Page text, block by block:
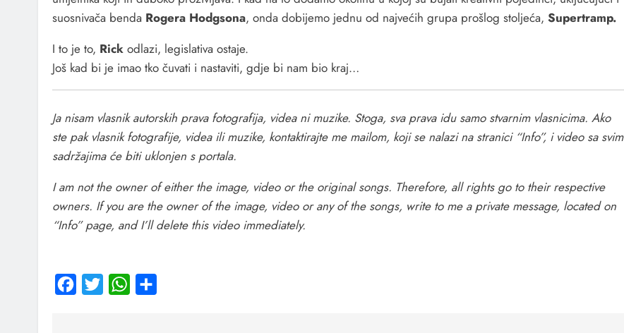
suosnivača benda Rogera Hodgsona, onda dobijemo jednu od najvećih grupa prošlog stoljeća, Supertramp.
I to je to, Rick odlazi, legislativa ostaje.
Još kad bi je imao tko čuvati i nastaviti, gdje bi nam bio kraj…
Ja nisam vlasnik autorskih prava fotografija, videa ni muzike. Stoga, sva prava idu samo stvarnim vlasnicima. Ako
ste pak vlasnik fotografije, videa ili muzike, kontaktirajte me mailom, koji se nalazi na stranici “Info”, i video sa svim
sadržajima će biti uklonjen s portala.
I am not the owner of either the image, video or the original songs. Therefore, all rights go to their respective
owners. If you are the owner of the image, video or any of the songs, write to me a private message, located on
“Info” page, and I’ll delete this video immediately.
Facebook
Twitter WhatsApp